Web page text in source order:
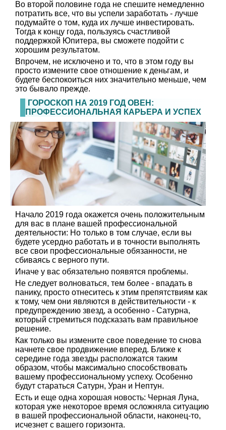
Во второй половине года не спешите немедленно
потратить все, что вы успели заработать - лучше
подумайте о том, куда их лучше инвестировать.
Тогда к концу года, пользуясь счастливой
поддержкой Юпитера, вы сможете подойти с
хорошим результатом.
Впрочем, не исключено и то, что в этом году вы
просто измените свое отношение к деньгам, и
будете беспокоиться них значительно меньше, чем
это бывало прежде.
ГОРОСКОП НА 2019 ГОД ОВЕН:
ПРОФЕССИОНАЛЬНАЯ КАРЬЕРА И УСПЕХ
Начало 2019 года окажется очень положительным
для вас в плане вашей профессиональной
деятельности: Но только в том случае, если вы
будете усердно работать и в точности выполнять
все свои профессиональные обязанности, не
сбиваясь с верного пути.
Иначе у вас обязательно появятся проблемы.
Не следует волноваться, тем более - впадать в
панику, просто отнеситесь к этим препятствиям как
к тому, чем они являются в действительности - к
предупреждению звезд, а особенно - Сатурна,
который стремиться подсказать вам правильное
решение.
Как только вы измените свое поведение то снова
начнете свое продвижение вперед. Ближе к
середине года звезды расположатся таким
образом, чтобы максимально способствовать
вашему профессиональному успеху. Особенно
будут стараться Сатурн, Уран и Нептун.
Есть и еще одна хорошая новость: Черная Луна,
которая уже некоторое время осложняла ситуацию
в вашей профессиональной области, наконец-то,
исчезнет с вашего горизонта.